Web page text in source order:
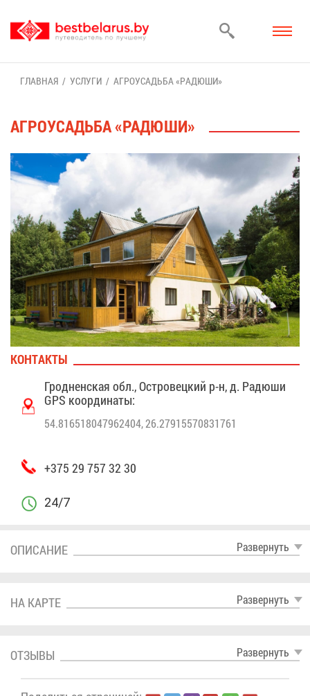
ГЛАВ­НАЯ УСЛУ­ГИ АГ­РО­УСАДЬ­БА «РА­ДЮ­ШИ»
АГ­РО­УСАДЬ­БА «РА­ДЮ­ШИ»
КОН­ТАК­ТЫ
Грод­нен­ская обл., Ост­ро­вец­кий р-н, д. Ра­дю­ши
GPS ко­ор­ди­на­ты:
54.816518047962404, 26.27915570831761
+375 29 757 32 30
24/7
Раз­вер­нуть
ОПИ­СА­НИЕ
Раз­вер­нуть
НА КАР­ТЕ
Раз­вер­нуть
ОТ­ЗЫ­ВЫ